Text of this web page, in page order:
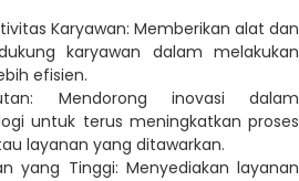
Karyawan: Memberikan alat dan
karyawan dalam melakukan
efisien.
Mendorong inovasi dalam
untuk terus meningkatkan proses
layanan yang ditawarkan.
yang Tinggi: Menyediakan layanan